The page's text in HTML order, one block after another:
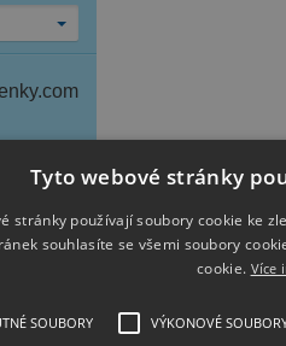
Archiv zpráv
Mauricius z Prahy od 13 790 Kč se zavazadlem a v top termínech
Tyto webové stránky
stránky používají soubory cookie ke
souhlasíte se všemi soubory
cookie. Více
SOUBORY VÝKONOVÉ